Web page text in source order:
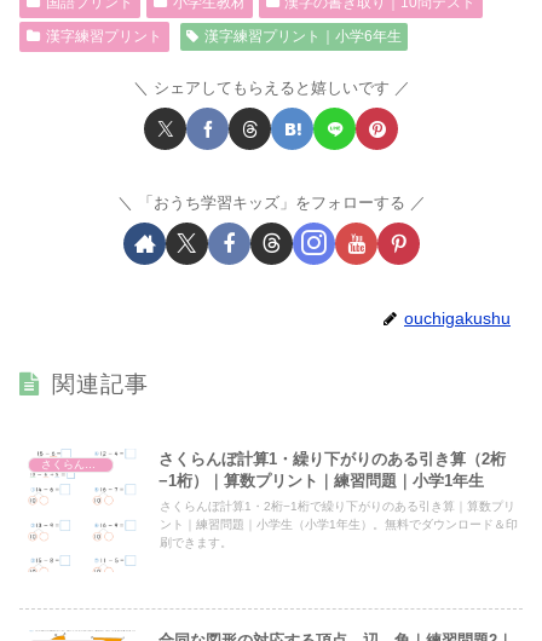
漢字練習プリント
漢字練習プリント｜小学6年生
シェアしてもらえると嬉しいです
「おうち学習キッズ」をフォローする
ouchigakushu
関連記事
さくらんぼ計算・引き算
さくらんぼ計算1・繰り下がりのある引き算（2桁
−1桁）｜算数プリント｜練習問題｜小学1年生
さくらんぼ計算1・2桁−1桁で繰り下がりのある引き算｜算数プリ
ント｜練習問題｜小学生（小学1年生）。無料でダウンロード＆印
刷できます。